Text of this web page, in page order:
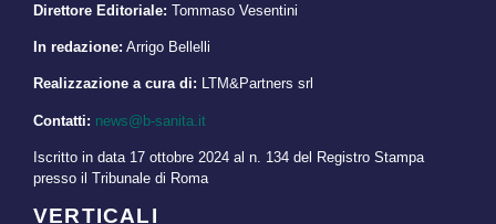
Direttore Editoriale: Tommaso Vesentini
In redazione: Arrigo Bellelli
Realizzazione a cura di: LTM&Partners srl
Contatti: news@b-sanita.it
Iscritto in data 17 ottobre 2024 al n. 134 del Registro Stampa
presso il Tribunale di Roma
VERTICALI